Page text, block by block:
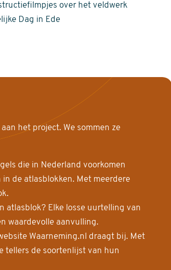
over het veldwerk
Dag in Ede
het project. We sommen ze
die in Nederland voorkomen
de atlasblokken. Met meerdere
atlasblok? Elke losse uurtelling van
waardevolle aanvulling.
Waarneming.nl draagt bij. Met
tellers de soortenlijst van hun